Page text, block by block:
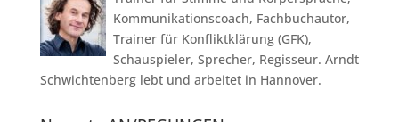
Kommunikationscoach, Fachbuchautor,
Trainer für Konfliktklärung (GFK),
Schauspieler, Sprecher, Regisseur. Arndt
Schwichtenberg lebt und arbeitet in Hannover.